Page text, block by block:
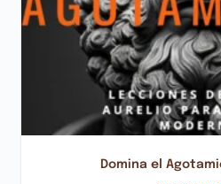
Domina el